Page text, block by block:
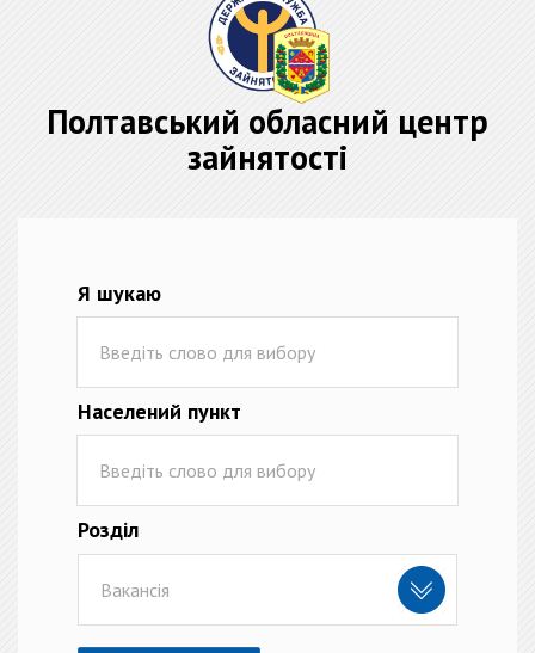
Полтавський обласний центр
зайнятості
Я шукаю
Населений пункт
Розділ
Вакансія